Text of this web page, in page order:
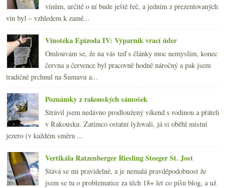
vínům, určitě o ní bude ještě řeč, a jedním z prezentovaných
vín byl – vzhledem k zamě...
Vinotéka Epizoda IV: Výparník vrací úder
Omlouvám se, že na vás teď s články moc nemyslím, konec
června a července byl pracovně hodně náročný a pak jsem
tradičně prchnul na Šumavu a...
Poznámky z rakouských sámošek
Strávil jsem nedávno prodloužený víkend s rodinou a přáteli
v Rakousku. Zatímco ostatní lyžovali, já si oběhl místní
jezero (v každém směru ...
Vertikála Ratzenberger Riesling Steeger St. Jost
Stává se mi pravidelně, a je nemalá pravděpodobnost že
jsem se tu o problematice za těch 18+ let co píšu blog, a už